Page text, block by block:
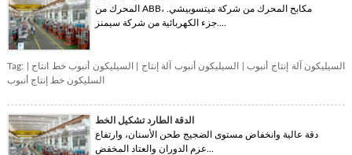
المحرك من ABB، مكابح المحرك من شركة ميتسوبيشي.
جزء الكهربائية من شركة سيمنز....
Tag: السيليكون آلة إنتاج أنبوب| السيليكون أنبوب آلة إنتاج السيليكون أنبوب خط انتاج
السليكون خط إنتاج أنبوب
الدقة الطارد تشكيل الخط
دقة عالية وانخفاض مستوى الضجيج طحن الأسنان، وارتفاع
عزم الدوران والعتاد المخفض...